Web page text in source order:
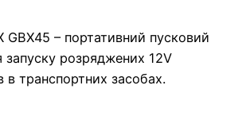
GBX45 – портативний пусковий
запуску розряджених 12V
в транспортних засобах.